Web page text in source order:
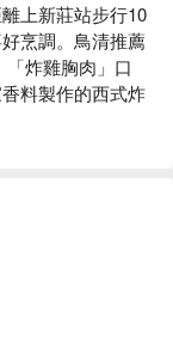
上新莊站步行10
烹調。鳥清推薦
炸雞胸肉」口
料製作的西式炸